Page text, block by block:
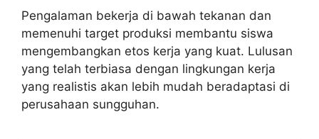
Pengalaman bekerja di bawah tekanan dan
memenuhi target produksi membantu siswa
mengembangkan etos kerja yang kuat. Lulusan
yang telah terbiasa dengan lingkungan kerja
yang realistis akan lebih mudah beradaptasi di
perusahaan sungguhan.